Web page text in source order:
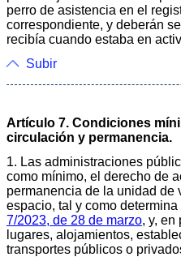
perro de asistencia en el
correspondiente, y deberán
recibía cuando estaba en
Subir
Artículo 7. Condiciones
circulación y permanencia.
1. Las administraciones
como mínimo, el derecho de
permanencia de la unidad de
espacio, tal y como determina
7/2023, de 28 de marzo, y, en
lugares, alojamientos,
transportes públicos o